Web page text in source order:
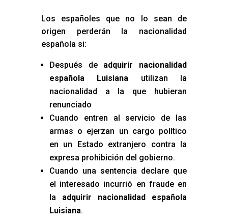
Los españoles que no lo sean de
origen perderán la nacionalidad
española si:
Después de adquirir nacionalidad
española Luisiana utilizan la
nacionalidad a la que hubieran
renunciado
Cuando entren al servicio de las
armas o ejerzan un cargo político
en un Estado extranjero contra la
expresa prohibición del gobierno.
Cuando una sentencia declare que
el interesado incurrió en fraude en
la adquirir nacionalidad española
Luisiana.